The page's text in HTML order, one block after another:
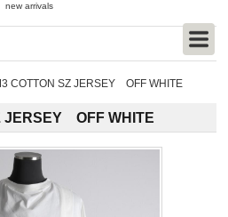
new arrivals
COTTON SZ JERSEY OFF WHITE
JERSEY OFF WHITE